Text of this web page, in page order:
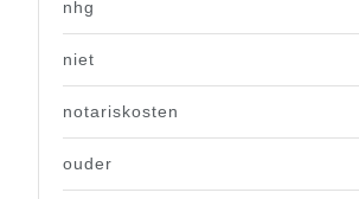
nhg
niet
notariskosten
ouder